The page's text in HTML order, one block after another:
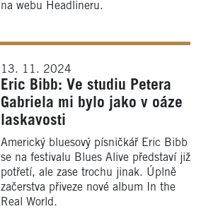
na webu Headlineru.
13. 11. 2024
Eric Bibb: Ve studiu Petera
Gabriela mi bylo jako v oáze
laskavosti
Americký bluesový písničkář Eric Bibb
se na festivalu Blues Alive představí již
potřetí, ale zase trochu jinak. Úplně
začerstva přiveze nové album In the
Real World.